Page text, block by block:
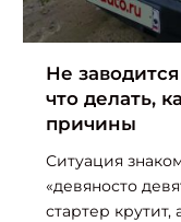
Не
что делать,
причины
Ситуация
«девяносто
стартер крутит,